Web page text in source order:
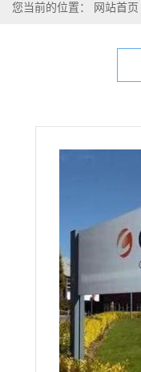
您当前的位置： 网站首页